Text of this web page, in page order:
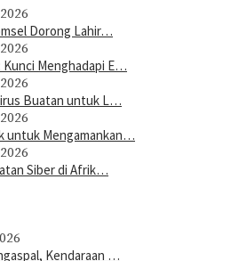
Dorong Lahir…
Kunci Menghadapi E…
Buatan untuk L…
untuk Mengamankan…
Siber di Afrik…
Kendaraan …